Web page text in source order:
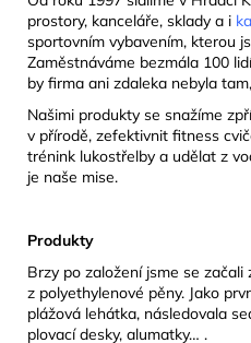
prostory, kanceláře, sklady a i
sportovním vybavením, kterou
Zaměstnáváme bezmála 100
by firma ani zdaleka nebyla
Našimi produkty se snažíme
v přírodě, zefektivnit fitness
trénink lukostřelby a udělat z
je naše mise.
Produkty
Brzy po založení jsme se
z polyethylenové pěny. Jako
plážová lehátka, následovala
plovací desky, alumatky… .